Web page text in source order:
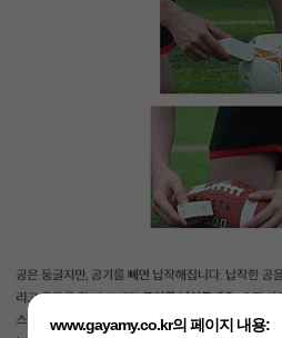
www.gayamy.co.kr의 페이지 내용: